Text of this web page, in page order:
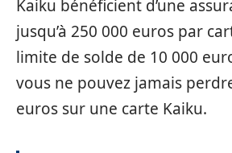
Kaiku bénéficient d’une
jusqu’à 250 000 euros par
limite de solde de 10 000
vous ne pouvez jamais
euros sur une carte Kaiku.